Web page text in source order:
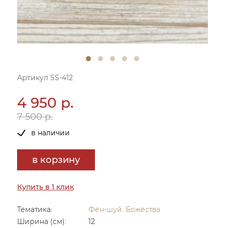
Артикул SS-412
4 950 р.
7 500 р.
в наличии
в корзину
Купить в 1 клик
Тематика:
Фен-шуй. Божества
Ширина (см):
12